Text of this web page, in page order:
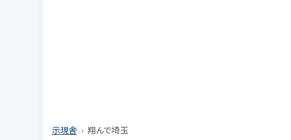
示現舎 翔んで埼玉